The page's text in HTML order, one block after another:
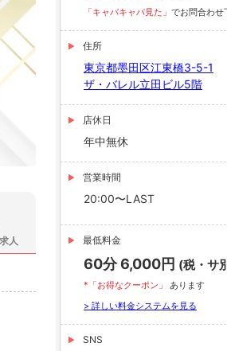
人
「キャバキャバ見た」 でお問合わせ
住所
東京都墨田区江東橋3-5-1
ザ・バレル立田ビル5階
店休日
年中無休
営業時間
20:00〜LAST
最低料金
60分 6,000円 (税・サ
*「お得なクーポン」 あります
> 詳しい料金システムを見る
SNS